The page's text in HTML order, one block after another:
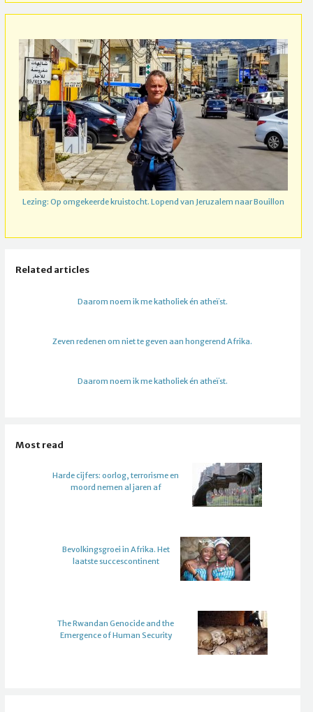
Lezing: Op omgekeerde kruistocht. Lopend van Jeruzalem naar Bouillon
Related articles
Daarom noem ik me katholiek én atheïst.
Zeven redenen om niet te geven aan hongerend Afrika.
Daarom noem ik me katholiek én atheïst.
Most read
Harde cijfers: oorlog, terrorisme en
moord nemen al jaren af
Bevolkingsgroei in Afrika. Het
laatste succescontinent
The Rwandan Genocide and the
Emergence of Human Security